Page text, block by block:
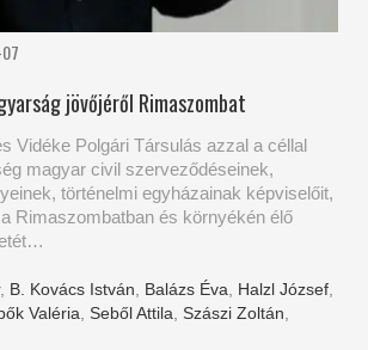
jövőjéről Rimaszombat
Vidéke Polgári Társulás azzal a céllal
magyar civil szerveződéseinek,
történelmi egyházainak képviselőit,
Rimaszombatban és környékén élő
, B. Kovács István, Balázs Éva, Halzl József,
Valéria, Seből Attila, Szászi Zoltán,